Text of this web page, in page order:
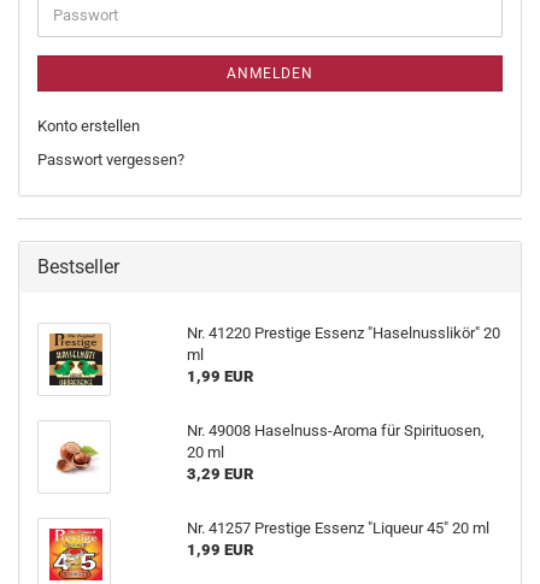
ANMELDEN
Konto erstellen
Passwort vergessen?
Bestseller
Nr. 41220 Prestige Essenz "Haselnusslikör" 20
ml
1,99 EUR
Nr. 49008 Haselnuss-Aroma für Spirituosen,
20 ml
3,29 EUR
Nr. 41257 Prestige Essenz "Liqueur 45" 20 ml
1,99 EUR